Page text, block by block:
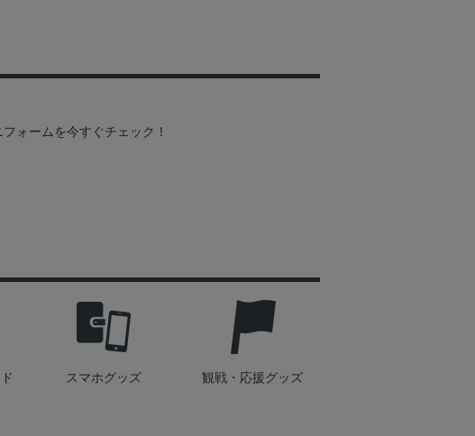
ォームを今すぐチェック！
スマホグッズ 観戦・応援グッズ